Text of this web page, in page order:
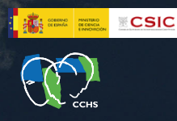
Skip
to
main
content